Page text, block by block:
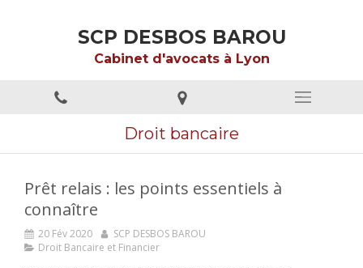
SCP DESBOS BAROU
Cabinet d'avocats à Lyon
Droit bancaire
Prêt relais : les points essentiels à
connaître
20 Fév 2020
SCP DESBOS BAROU
Droit Bancaire et Financier